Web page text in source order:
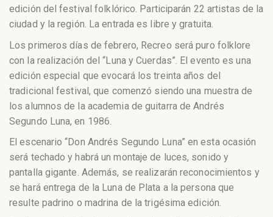
edición del festival folklórico. Participarán 22 artistas de la
ciudad y la región. La entrada es libre y gratuita.
Los primeros días de febrero, Recreo será puro folklore
con la realización del “Luna y Cuerdas”. El evento es una
edición especial que evocará los treinta años del
tradicional festival, que comenzó siendo una muestra de
los alumnos de la academia de guitarra de Andrés
Segundo Luna, en 1986.
El escenario “Don Andrés Segundo Luna” en esta ocasión
será techado y habrá un montaje de luces, sonido y
pantalla gigante. Además, se realizarán reconocimientos y
se hará entrega de la Luna de Plata a la persona que
resulte padrino o madrina de la trigésima edición.